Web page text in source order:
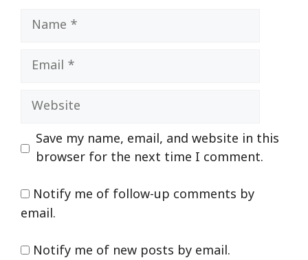
Name
Email
Website
Save my name, email, and website in this
browser for the next time I comment.
Notify me of follow-up comments by
email.
Notify me of new posts by email.